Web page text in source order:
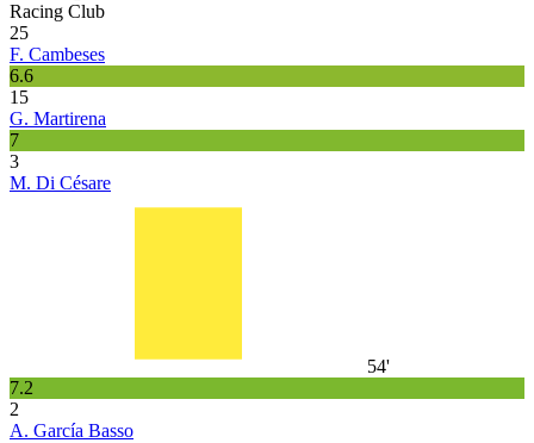
Racing Club
25
F. Cambeses
6.6
15
G. Martirena
7
3
M. Di Césare
54'
7.2
2
A. García Basso